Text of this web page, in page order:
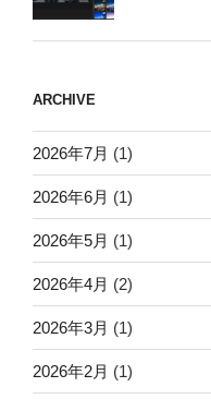
ARCHIVE
2026年7月 (1)
2026年6月 (1)
2026年5月 (1)
2026年4月 (2)
2026年3月 (1)
2026年2月 (1)